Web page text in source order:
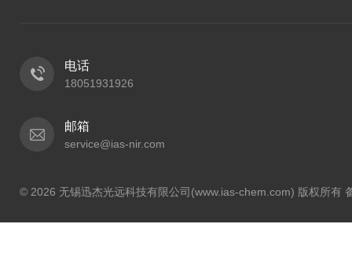
电话
18051931926
邮箱
service@ias-nir.com
© 2026 无锡迅杰光远科技有限公司(www.ias-chem.com) 版权所有